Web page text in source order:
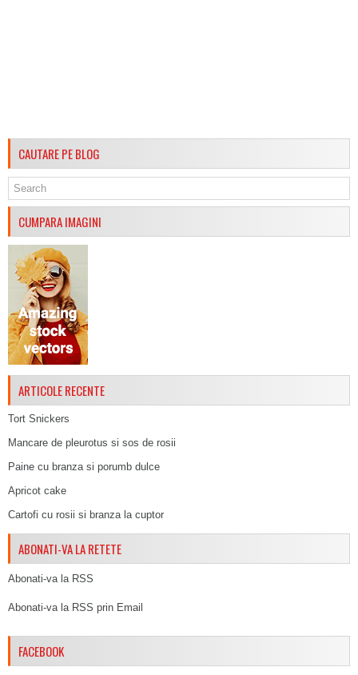
CAUTARE PE BLOG
CUMPARA IMAGINI
ARTICOLE RECENTE
Tort Snickers
Mancare de pleurotus si sos de rosii
Paine cu branza si porumb dulce
Apricot cake
Cartofi cu rosii si branza la cuptor
ABONATI-VA LA RETETE
Abonati-va la RSS
Abonati-va la RSS prin Email
FACEBOOK